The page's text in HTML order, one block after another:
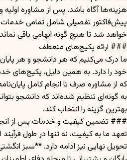
هزینه‌ها آگاه باشد. پس از مشاوره
پیش‌فاکتور تفصیلی شامل تمامی خدمات
خواهد شد تا هیچ گونه ابهامی باقی
### ارائه پکیج‌های منعطف
ما درک می‌کنیم که هر دانشجو و هر
خود را دارد. به همین دلیل، پکیج‌های
که از مشاوره صرف تا انجام کامل
به گونه‌ای تنظیم شده‌اند که دانشجو
بهترین گزینه را انتخاب کند.
### تضمین کیفیت و خدمات پس از
تعهد ما به کیفیت، نه تنها در طول فرآیند
تحویل نهایی نیز ادامه دارد. **سبز